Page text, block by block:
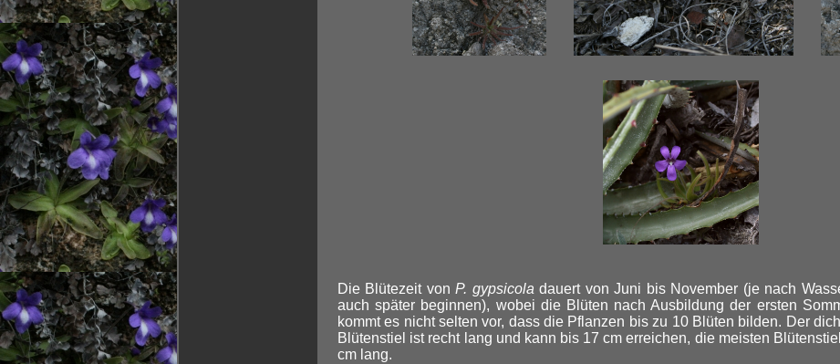
Die Blütezeit vonP. gypsicola dauert von Juni bis November (je nach
auch später beginnen), wobei die Blüten nach Ausbildung der ersten
kommt es nicht selten vor, dass die Pflanzen bis zu 10 Blüten bilden. Der
Blütenstiel ist recht lang und kann bis 17 cm erreichen, die meisten
cm lang.